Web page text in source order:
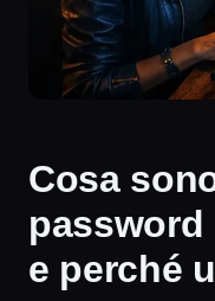
Cosa
password
e perché